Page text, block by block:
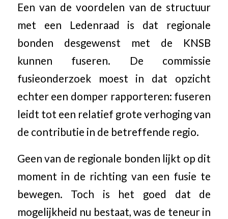
Een van de voordelen van de structuur
met een Ledenraad is dat regionale
bonden desgewenst met de KNSB
kunnen fuseren. De commissie
fusieonderzoek moest in dat opzicht
echter een domper rapporteren: fuseren
leidt tot een relatief grote verhoging van
de contributie in de betreffende regio.
Geen van de regionale bonden lijkt op dit
moment in de richting van een fusie te
bewegen. Toch is het goed dat de
mogelijkheid nu bestaat, was de teneur in